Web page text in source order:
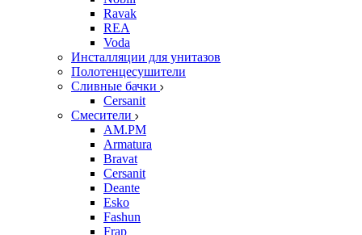
Ravak
REA
Voda
Инсталляции для унитазов
Полотенцесушители
Сливные бачки
Cersanit
Смесители
AM.PM
Armatura
Bravat
Cersanit
Deante
Esko
Fashun
Frap